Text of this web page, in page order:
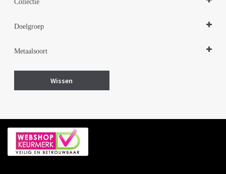
Collectie
Parelsieraden Zilver
Doelgroep
Metaalsoort
Wissen